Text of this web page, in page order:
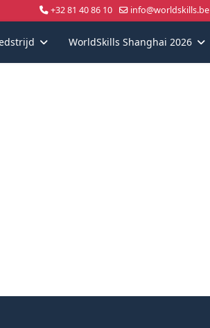
+32 81 40 86 10 info@worldskills.be
WorldSkills Shanghai 2026